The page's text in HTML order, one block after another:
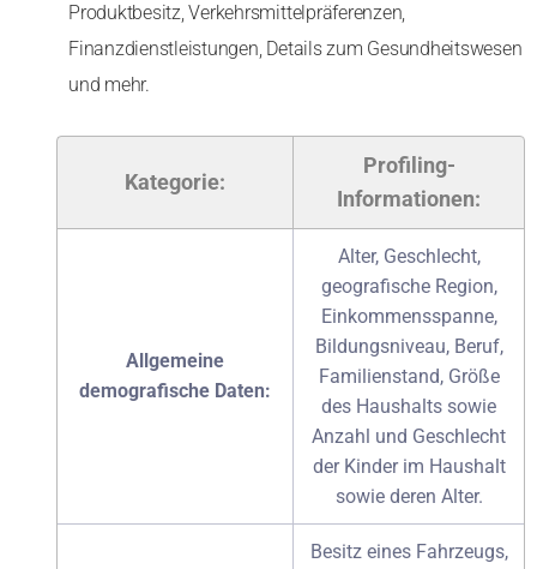
Produktbesitz, Verkehrsmittelpräferenzen,
Finanzdienstleistungen, Details zum Gesundheitswesen
und mehr.
Kategorie:
Profiling-
Informationen:
Allgemeine
demografische Daten:
Alter, Geschlecht,
geografische Region,
Einkommensspanne,
Bildungsniveau, Beruf,
Familienstand, Größe
des Haushalts sowie
Anzahl und Geschlecht
der Kinder im Haushalt
sowie deren Alter.
Besitz eines Fahrzeugs,